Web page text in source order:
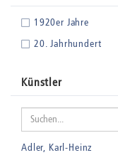
1920er Jahre
20. Jahrhundert
Künstler
Adler, Karl-Heinz